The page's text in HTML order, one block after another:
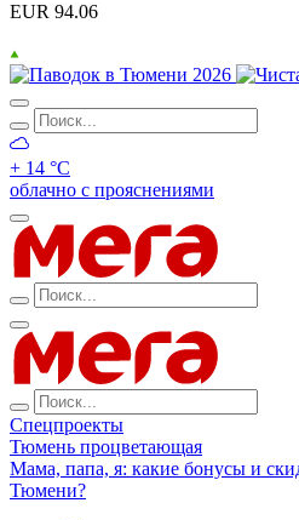
EUR 94.06
+ 14 °С
облачно с прояснениями
Спецпроекты
Тюмень процветающая
Мама, папа, я: какие бонусы и
Тюмени?